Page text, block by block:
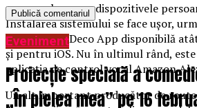
supraveghere sau dispozitivele
Instalarea sistemului se face uşor,
din aplicaţia Deco App disponibilă
şi pentru iOS. Nu în ultimul rând,
aplicaţia de control vocal Amazon
Un alt important producător de
Eveniment
Proiecție specială a
„În pielea mea” pe 16